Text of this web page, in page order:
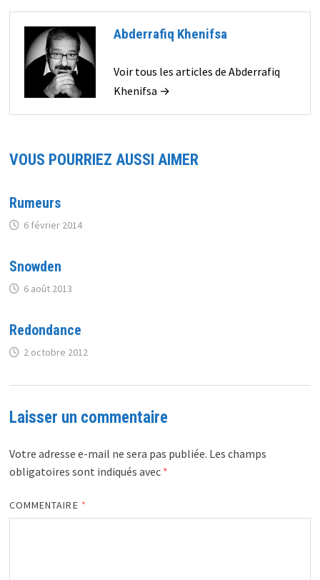
Abderrafiq Khenifsa
Voir tous les articles de Abderrafiq
Khenifsa →
VOUS POURRIEZ AUSSI AIMER
Rumeurs
6 février 2014
Snowden
6 août 2013
Redondance
2 octobre 2012
Laisser un commentaire
Votre adresse e-mail ne sera pas publiée. Les champs
obligatoires sont indiqués avec *
COMMENTAIRE *